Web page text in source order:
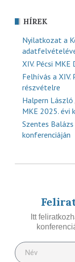
HÍREK
Nyilatkozat a
XIV. Pécsi
Felhívás a XIV.
részvételre
Halpern László
MKE 2025. évi
Szentes
konferenciáján
Itt